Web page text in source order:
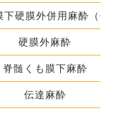
下硬膜外併用麻酔（
硬膜外麻酔
脊髄くも膜下麻酔
伝達麻酔